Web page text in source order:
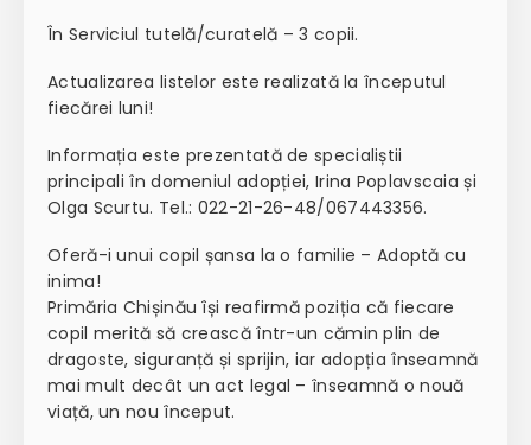
În Serviciul tutelă/curatelă – 3 copii.
Actualizarea listelor este realizată la începutul
fiecărei luni!
Informația este prezentată de specialiștii
principali în domeniul adopției, Irina Poplavscaia și
Olga Scurtu. Tel.: 022-21-26-48/067443356.
Oferă-i unui copil șansa la o familie – Adoptă cu
inima!
Primăria Chișinău își reafirmă poziția că fiecare
copil merită să crească într-un cămin plin de
dragoste, siguranță și sprijin, iar adopția înseamnă
mai mult decât un act legal – înseamnă o nouă
viață, un nou început.